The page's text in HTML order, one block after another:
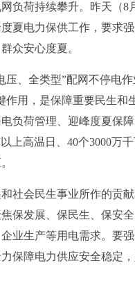
荷持续攀升。昨天（8
夏电力保供工作，要求
众安心度夏。
、全类型”配网不停电作
用，是保障重要民生和
负荷管理、迎峰度夏保
上高温日、40个3000万
会民生事业所作的贡献
保发展、保民生、保安
业生产等用电需求。要
保障电力供应安全稳定